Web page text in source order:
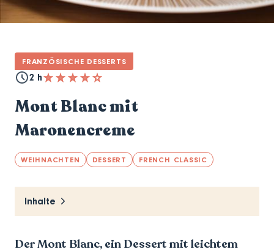
FRANZÖSISCHE DESSERTS
2 h
Mont Blanc mit
Maronencreme
WEIHNACHTEN DESSERT FRENCH CLASSIC
Inhalte
Der Mont Blanc, ein Dessert mit leichtem